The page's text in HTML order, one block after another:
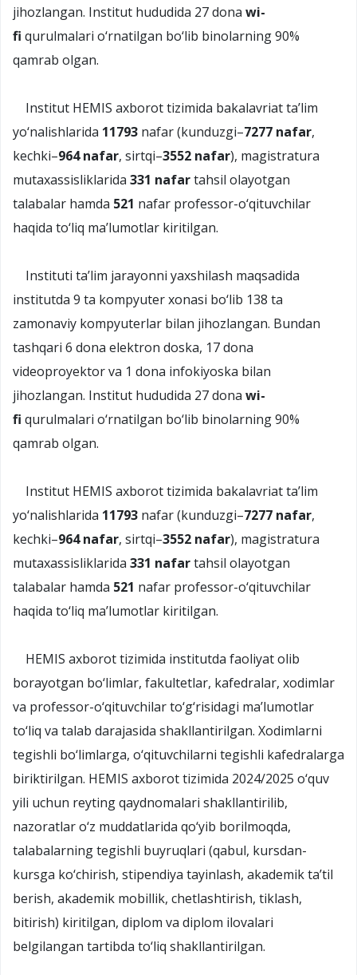
jihozlangan. Institut hududida 27 dona wi-
fi qurulmalari o‘rnatilgan bo‘lib binolarning 90%
qamrab olgan.
Institut HEMIS axborot tizimida bakalavriat ta’lim
yo‘nalishlarida 11793 nafar (kunduzgi–7277 nafar,
kechki–964 nafar, sirtqi–3552 nafar), magistratura
mutaxassisliklarida 331 nafartahsil olayotgan
talabalar hamda 521 nafar professor-o‘qituvchilar
haqida to‘liq ma’lumotlar kiritilgan.
Instituti ta’lim jarayonni yaxshilash maqsadida
institutda 9 ta kompyuter xonasi bo‘lib 138 ta
zamonaviy kompyuterlar bilan jihozlangan. Bundan
tashqari 6 dona elektron doska, 17 dona
videoproyektor va 1 dona infokiyoska bilan
jihozlangan. Institut hududida 27 dona wi-
fi qurulmalari o‘rnatilgan bo‘lib binolarning 90%
qamrab olgan.
Institut HEMIS axborot tizimida bakalavriat ta’lim
yo‘nalishlarida 11793 nafar (kunduzgi–7277 nafar,
kechki–964 nafar, sirtqi–3552 nafar), magistratura
mutaxassisliklarida 331 nafartahsil olayotgan
talabalar hamda 521 nafar professor-o‘qituvchilar
haqida to‘liq ma’lumotlar kiritilgan.
HEMIS axborot tizimida institutda faoliyat olib
borayotgan bo‘limlar, fakultetlar, kafedralar, xodimlar
va professor-o‘qituvchilar to‘g‘risidagi ma’lumotlar
to‘liq va talab darajasida shakllantirilgan. Xodimlarni
tegishli bo‘limlarga, o‘qituvchilarni tegishli kafedralarga
biriktirilgan. HEMIS axborot tizimida 2024/2025 o‘quv
yili uchun reyting qaydnomalari shakllantirilib,
nazoratlar o‘z muddatlarida qo‘yib borilmoqda,
talabalarning tegishli buyruqlari (qabul, kursdan-
kursga ko‘chirish, stipendiya tayinlash, akademik ta’til
berish, akademik mobillik, chetlashtirish, tiklash,
bitirish) kiritilgan, diplom va diplom ilovalari
belgilangan tartibda to‘liq shakllantirilgan.